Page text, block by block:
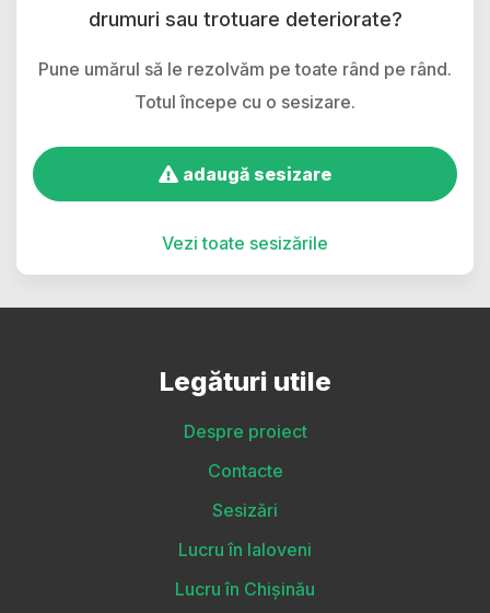
drumuri sau trotuare deteriorate?
Pune umărul să le rezolvăm pe toate rând pe rând.
Totul începe cu o sesizare.
adaugă sesizare
Vezi toate sesizările
Legături utile
Despre proiect
Contacte
Sesizări
Lucru în Ialoveni
Lucru în Chișinău